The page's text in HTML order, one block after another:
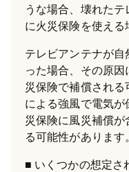
うな場合、壊れたテ
に火災保険を使える
テレビアンテナが自
った場合、その原
災保険で補償され
による強風で電気が
災保険に風災補償
る可能性があります
いくつかの想定さ